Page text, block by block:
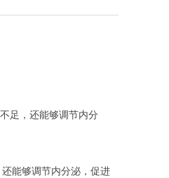
足，还能够调节内分
能够调节内分泌，促进